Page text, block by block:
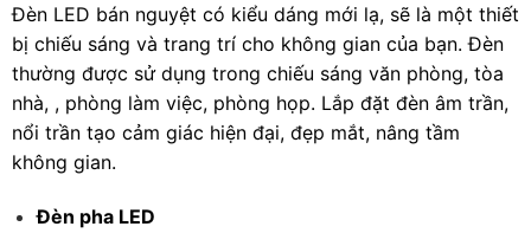
Đèn LED bán nguyệt có kiểu dáng mới lạ, sẽ là một thiết
bị chiếu sáng và trang trí cho không gian của bạn. Đèn
thường được sử dụng trong chiếu sáng văn phòng, tòa
nhà, , phòng làm việc, phòng họp. Lắp đặt đèn âm trần,
nổi trần tạo cảm giác hiện đại, đẹp mắt, nâng tầm
không gian.
Đèn pha LED